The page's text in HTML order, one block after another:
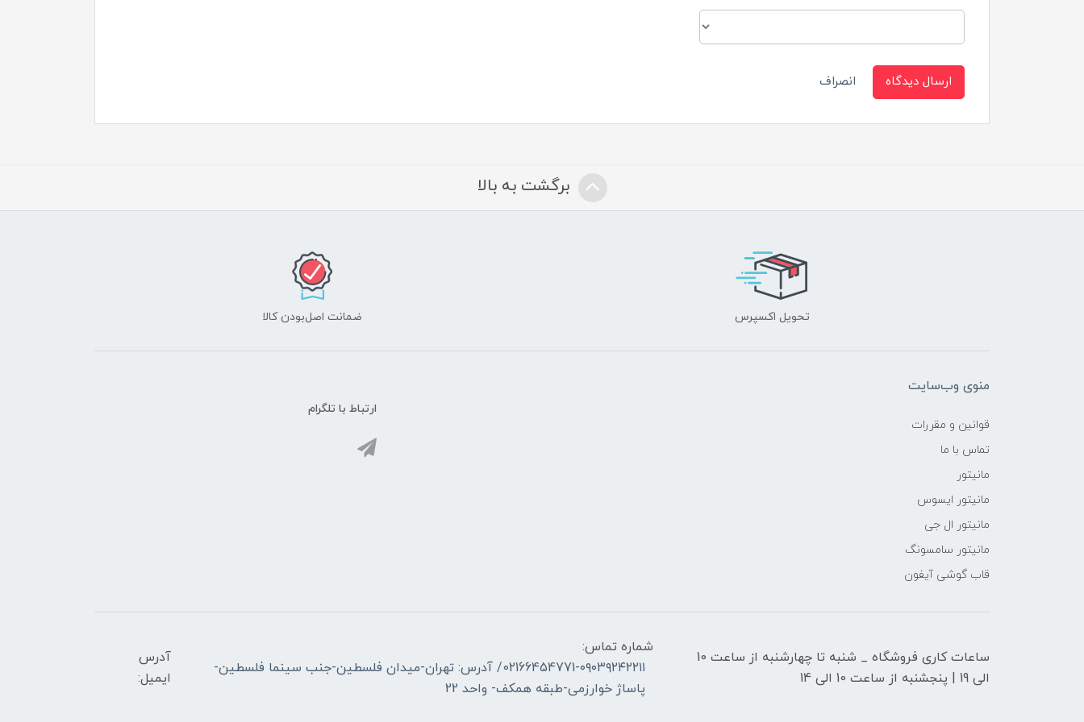
ارسال دیدگاه انصراف
برگشت به بالا
تحویل اکسپرس ضمانت اصل‌بودن کالا
منوی وب‌سایت
قوانین و مقررات
تماس با ما
مانیتور
مانیتور ایسوس
مانیتور ال جی
مانیتور سامسونگ
قاب گوشی آیفون
ارتباط با تلگرام
ساعات کاری فروشگاه _ شنبه تا چهارشنبه از ساعت 10
الی 19 | پنجشنبه از ساعت 10 الی 14
شماره تماس:
02166454771-۰۹۰۳۹۲۴۲۲۱۱/ آدرس: تهران-میدان فلسطین-جنب سینما فلسطین-
پاساژ خوارزمی-طبقه همکف- واحد 22
آدرس
ایمیل: